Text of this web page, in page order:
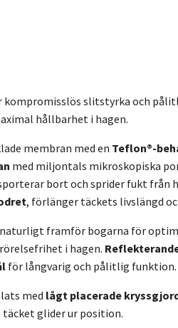
kompromisslös slitstyrka och
hållbarhet i hagen.
membran med en Teflon®-
med miljontals mikroskopiska
bort och sprider fukt från
, förlänger täckets livslängd
framför bogarna för
i hagen.
för långvarig och pålitlig funktion.
med lågt placerade
glider ur position.